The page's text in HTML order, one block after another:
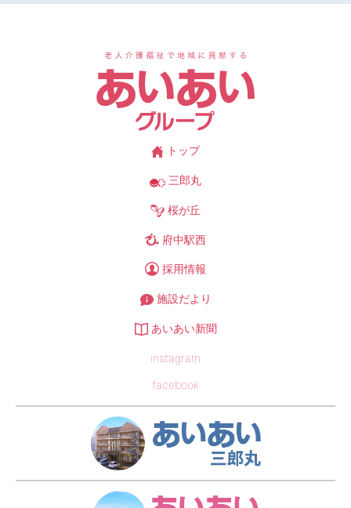
トップ
三郎丸
桜が丘
府中駅西
採用情報
施設だより
あいあい新聞
instagram
facebook